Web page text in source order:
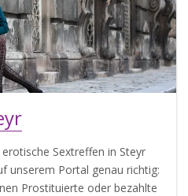
Sextreffen in Steyr
unserem Portal genau richtig:
Prostituierte oder bezahlte